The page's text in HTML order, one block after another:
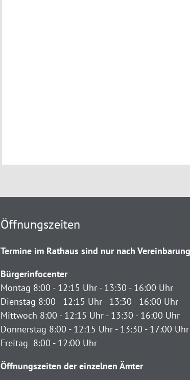
Öffnungszeiten
Termine im Rathaus sind nur nach
Bürgerinfocenter
Montag 8:00 - 12:15 Uhr - 13:30 - 16:00 Uhr
Dienstag 8:00 - 12:15 Uhr - 13:30 - 16:00 Uhr
Mittwoch 8:00 - 12:15 Uhr - 13:30 - 16:00 Uhr
Donnerstag 8:00 - 12:15 Uhr - 13:30 - 17:00 Uhr
Freitag 8:00 - 12:00 Uhr
Öffnungszeiten der einzelnen Ämter